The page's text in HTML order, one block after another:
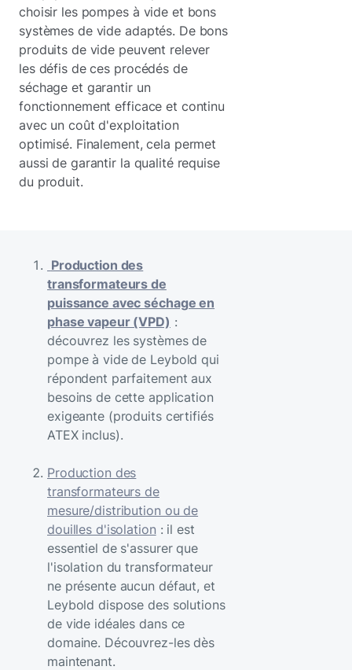
choisir les pompes à vide et bons
systèmes de vide adaptés. De bons
produits de vide peuvent relever
les défis de ces procédés de
séchage et garantir un
fonctionnement efficace et continu
avec un coût d'exploitation
optimisé. Finalement, cela permet
aussi de garantir la qualité requise
du produit.
Production des
transformateurs de
puissance avec séchage en
phase vapeur (VPD) :
découvrez les systèmes de
pompe à vide de Leybold qui
répondent parfaitement aux
besoins de cette application
exigeante (produits certifiés
ATEX inclus).
Production des
transformateurs de
mesure/distribution ou de
douilles d'isolation : il est
essentiel de s'assurer que
l'isolation du transformateur
ne présente aucun défaut, et
Leybold dispose des solutions
de vide idéales dans ce
domaine. Découvrez-les dès
maintenant.